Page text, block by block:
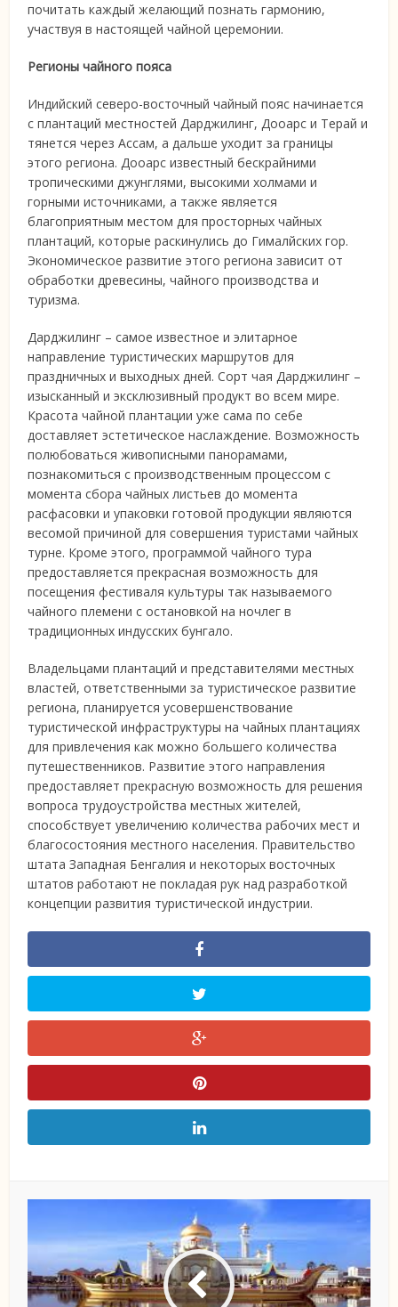
почитать каждый желающий познать гармонию,
участвуя в настоящей чайной церемонии.
Регионы чайного пояса
Индийский северо-восточный чайный пояс начинается
с плантаций местностей Дарджилинг, Дооарс и Терай и
тянется через Ассам, а дальше уходит за границы
этого региона. Дооарс известный бескрайними
тропическими джунглями, высокими холмами и
горными источниками, а также является
благоприятным местом для просторных чайных
плантаций, которые раскинулись до Гималйских гор.
Экономическое развитие этого региона зависит от
обработки древесины, чайного производства и
туризма.
Дарджилинг – самое известное и элитарное
направление туристических маршрутов для
праздничных и выходных дней. Сорт чая Дарджилинг –
изысканный и эксклюзивный продукт во всем мире.
Красота чайной плантации уже сама по себе
доставляет эстетическое наслаждение. Возможность
полюбоваться живописными панорамами,
познакомиться с производственным процессом с
момента сбора чайных листьев до момента
расфасовки и упаковки готовой продукции являются
весомой причиной для совершения туристами чайных
турне. Кроме этого, программой чайного тура
предоставляется прекрасная возможность для
посещения фестиваля культуры так называемого
чайного племени с остановкой на ночлег в
традиционных индусских бунгало.
Владельцами плантаций и представителями местных
властей, ответственными за туристическое развитие
региона, планируется усовершенствование
туристической инфраструктуры на чайных плантациях
для привлечения как можно большего количества
путешественников. Развитие этого направления
предоставляет прекрасную возможность для решения
вопроса трудоустройства местных жителей,
способствует увеличению количества рабочих мест и
благосостояния местного населения. Правительство
штата Западная Бенгалия и некоторых восточных
штатов работают не покладая рук над разработкой
концепции развития туристической индустрии.